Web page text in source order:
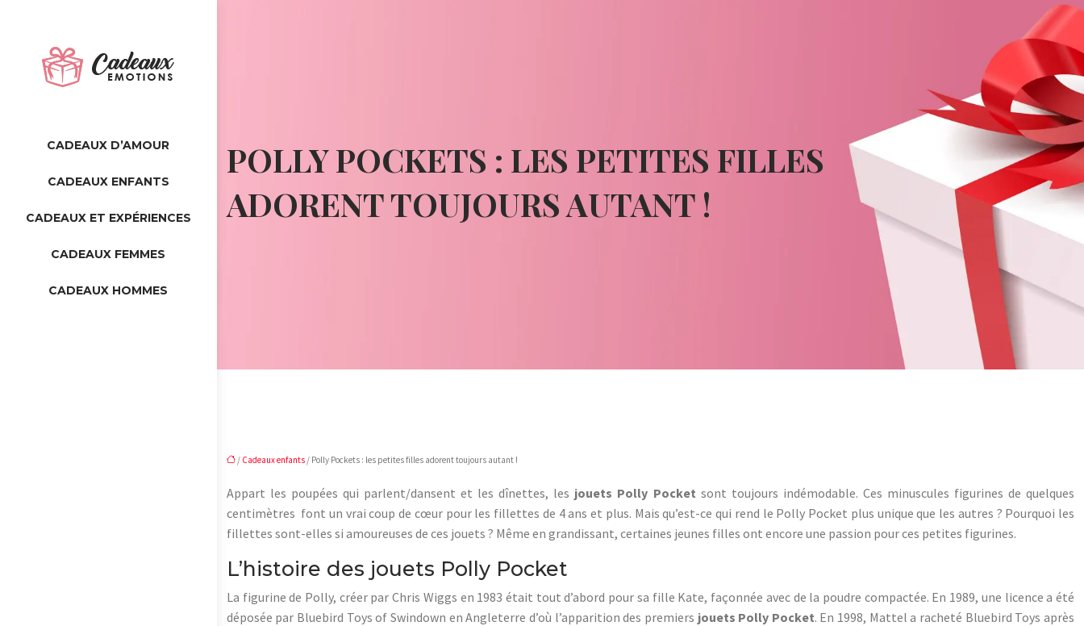
CADEAUX D’AMOUR
CADEAUX ENFANTS
CADEAUX ET EXPÉRIENCES
CADEAUX FEMMES
CADEAUX HOMMES
POLLY POCKETS : LES PETITES FILLES
ADORENT TOUJOURS AUTANT !
/ Cadeaux enfants/ Polly Pockets : les petites filles adorent toujours autant !
Appart les poupées qui parlent/dansent et les dînettes, les jouets Polly Pocket sont toujours indémodable. Ces minuscules figurines de quelques
centimètres font un vrai coup de cœur pour les fillettes de 4 ans et plus. Mais qu’est-ce qui rend le Polly Pocket plus unique que les autres ? Pourquoi les
fillettes sont-elles si amoureuses de ces jouets ? Même en grandissant, certaines jeunes filles ont encore une passion pour ces petites figurines.
L’histoire des jouets Polly Pocket
La figurine de Polly, créer par Chris Wiggs en 1983 était tout d’abord pour sa fille Kate, façonnée avec de la poudre compactée. En 1989, une licence a été
déposée par Bluebird Toys of Swindown en Angleterre d’où l’apparition des premiers jouets Polly Pocket. En 1998, Mattel a racheté Bluebird Toys après